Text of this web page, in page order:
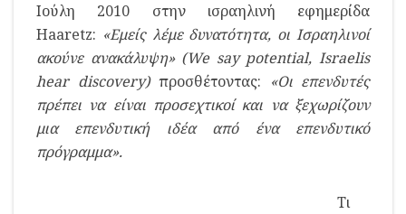
Ιούλη 2010 στην ισραηλινή εφημερίδα
Haaretz: «Εμείς λέμε δυνατότητα, οι Ισραηλινοί
ακούνε ανακάλυψη» (We say potential, Israelis
hear discovery)προσθέτοντας: «Οι επενδυτές
πρέπει να είναι προσεχτικοί και να ξεχωρίζουν
μια επενδυτική ιδέα από ένα επενδυτικό
πρόγραμμα».
Τι